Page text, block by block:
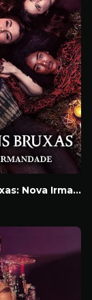
Jovens Bruxas: Nova Irmandade